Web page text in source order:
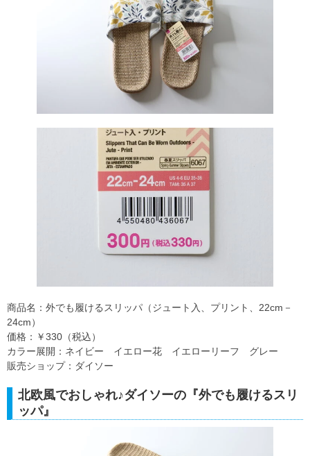
商品名：外でも履けるスリッパ（ジュート入、プリント、22cm－
24cm）
価格：￥330（税込）
カラー展開：ネイビー イエロー花 イエローリーフ グレー
販売ショップ：ダイソー
北欧風でおしゃれ♪ダイソーの『外でも履けるスリ
ッパ』